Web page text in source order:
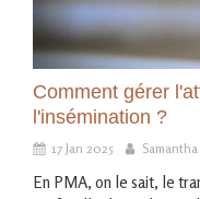
Comment gérer
l'insémination ?
17 Jan 2025
En PMA, on le sait, le